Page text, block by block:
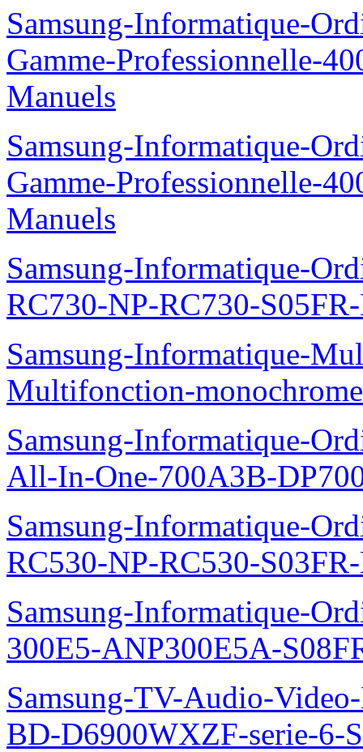
Samsung-Informatique-
Gamme-Professionnelle-
Manuels
Samsung-Informatique-
Gamme-Professionnelle-
Manuels
Samsung-Informatique-
RC730-NP-RC730-
Samsung-Informatique-
Multifonction-
Samsung-Informatique-
All-In-One-700A3B-
Samsung-Informatique-
RC530-NP-RC530-
Samsung-Informatique-
300E5-ANP300E5A-
Samsung-TV-Audio-
BD-D6900WXZF-serie-6-